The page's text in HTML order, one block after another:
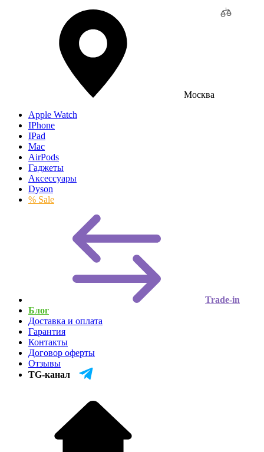
Москва
Apple Watch
IPhone
IPad
Mac
AirPods
Гаджеты
Аксессуары
Dyson
% Sale
Trade-in
Блог
Доставка и оплата
Гарантия
Контакты
Договор оферты
Отзывы
TG-канал